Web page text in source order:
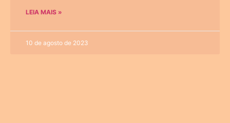
LEIA MAIS »
10 de agosto de 2023